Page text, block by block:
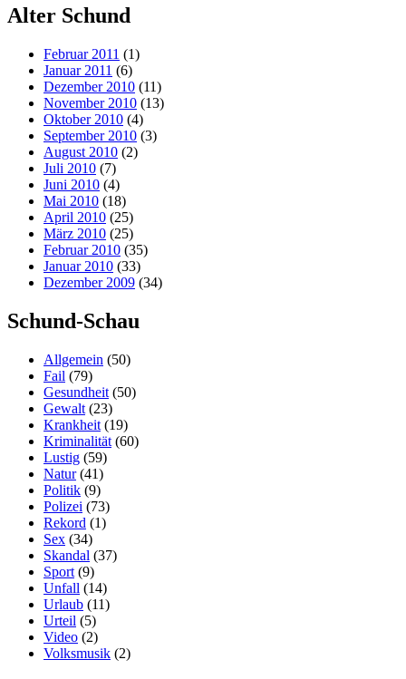
Alter Schund
Februar 2011 (1)
Januar 2011 (6)
Dezember 2010 (11)
November 2010 (13)
Oktober 2010 (4)
September 2010 (3)
August 2010 (2)
Juli 2010 (7)
Juni 2010 (4)
Mai 2010 (18)
April 2010 (25)
März 2010 (25)
Februar 2010 (35)
Januar 2010 (33)
Dezember 2009 (34)
Schund-Schau
Allgemein (50)
Fail (79)
Gesundheit (50)
Gewalt (23)
Krankheit (19)
Kriminalität (60)
Lustig (59)
Natur(41)
Politik (9)
Polizei (73)
Rekord (1)
Sex (34)
Skandal (37)
Sport (9)
Unfall (14)
Urlaub (11)
Urteil (5)
Video (2)
Volksmusik (2)